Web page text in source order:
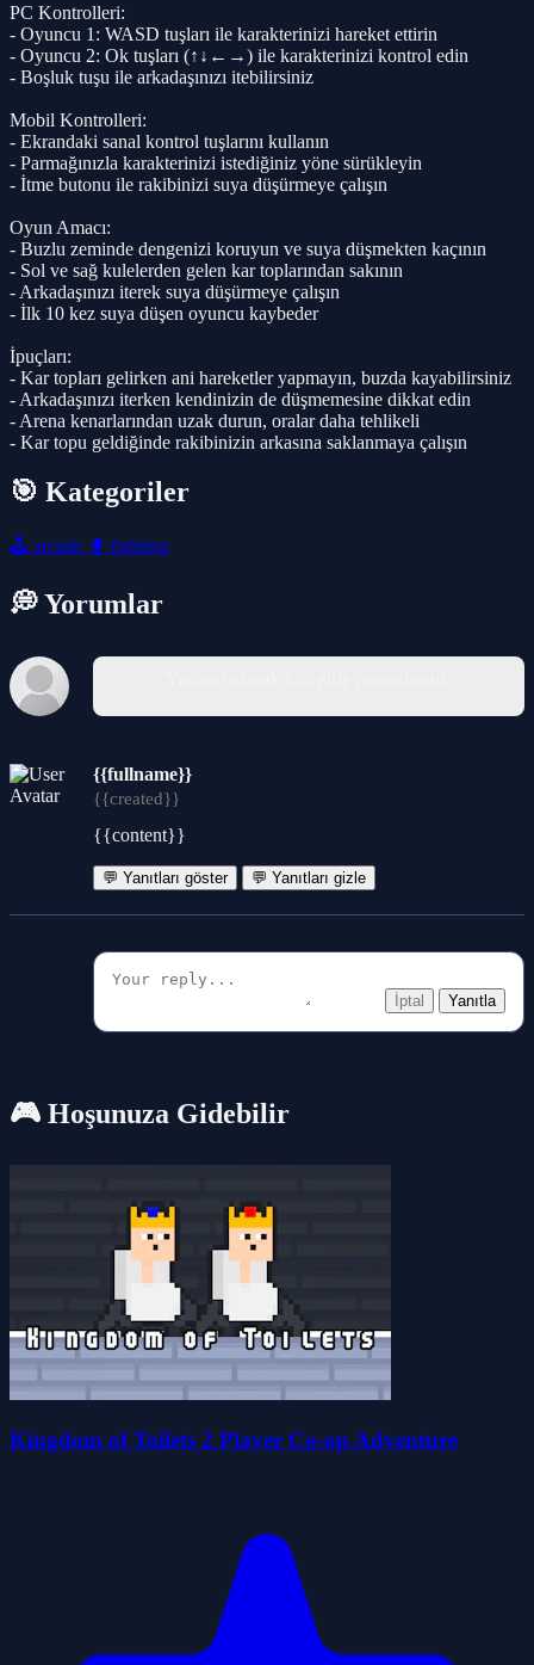
PC Kontrolleri:
- Oyuncu 1: WASD tuşları ile karakterinizi hareket ettirin
- Oyuncu 2: Ok tuşları (↑↓←→) ile karakterinizi kontrol edin
- Boşluk tuşu ile arkadaşınızı itebilirsiniz
Mobil Kontrolleri:
- Ekrandaki sanal kontrol tuşlarını kullanın
- Parmağınızla karakterinizi istediğiniz yöne sürükleyin
- İtme butonu ile rakibinizi suya düşürmeye çalışın
Oyun Amacı:
- Buzlu zeminde dengenizi koruyun ve suya düşmekten kaçının
- Sol ve sağ kulelerden gelen kar toplarından sakının
- Arkadaşınızı iterek suya düşürmeye çalışın
- İlk 10 kez suya düşen oyuncu kaybeder
İpuçları:
- Kar topları gelirken ani hareketler yapmayın, buzda kayabilirsiniz
- Arkadaşınızı iterken kendinizin de düşmemesine dikkat edin
- Arena kenarlarından uzak durun, oralar daha tehlikeli
- Kar topu geldiğinde rakibinizin arkasına saklanmaya çalışın
🎯 Kategoriler
🕹️ arcade 🥊 fighting
💭 Yorumlar
{{fullname}}
{{created}}
{{content}}
💬 Yanıtları göster 💬 Yanıtları gizle
İptal Yanıtla
🎮 Hoşunuza Gidebilir
Kingdom of Toilets 2 Player Co-op Adventure